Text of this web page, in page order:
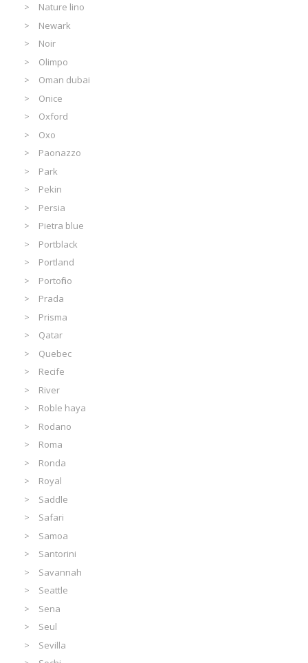
Nature lino
Newark
Noir
Olimpo
Oman dubai
Onice
Oxford
Oxo
Paonazzo
Park
Pekin
Persia
Pietra blue
Portblack
Portland
Portofino
Prada
Prisma
Qatar
Quebec
Recife
River
Roble haya
Rodano
Roma
Ronda
Royal
Saddle
Safari
Samoa
Santorini
Savannah
Seattle
Sena
Seul
Sevilla